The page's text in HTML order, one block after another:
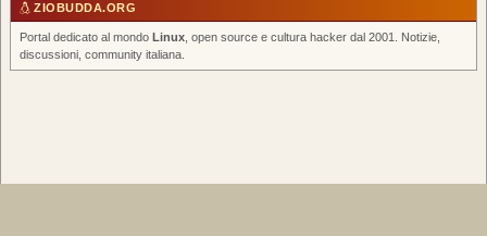
ZIOBUDDA.ORG
Portal dedicato al mondo Linux , open source e cultura hacker dal 2001. Notizie,
discussioni, community italiana.